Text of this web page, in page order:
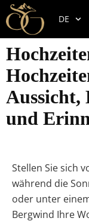
DE
Aussicht,
und
Stellen Sie sich
während die
oder unter
Bergwind Ihre